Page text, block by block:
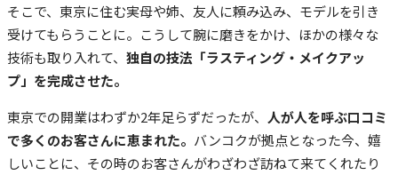
そこで、東京に住む実母や姉、友人に頼み込み、モデルを引き
受けてもらうことに。こうして腕に磨きをかけ、ほかの様々な
技術も取り入れて、 独自の技法「ラスティング・メイクアッ
プ」を完成させた。
東京での開業はわずか2年足らずだったが、 人が人を呼ぶ口コミ
で多くのお客さんに恵まれた。 バンコクが拠点となった今、嬉
しいことに、その時のお客さんがわざわざ訪ねて来てくれたり